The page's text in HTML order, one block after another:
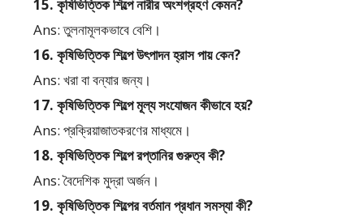
15. কৃষিভিত্তিক শিল্পে নারীর অংশগ্রহণ কেমন?
Ans: তুলনামূলকভাবে বেশি।
16. কৃষিভিত্তিক শিল্পে উৎপাদন হ্রাস পায় কেন?
Ans: খরা বা বন্যার জন্য।
17. কৃষিভিত্তিক শিল্পে মূল্য সংযোজন কীভাবে হয়?
Ans: প্রক্রিয়াজাতকরণের মাধ্যমে।
18. কৃষিভিত্তিক শিল্পে রপ্তানির গুরুত্ব কী?
Ans: বৈদেশিক মুদ্রা অর্জন।
19. কৃষিভিত্তিক শিল্পের বর্তমান প্রধান সমস্যা কী?